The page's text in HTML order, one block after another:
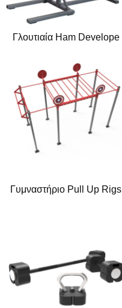
Γλουτιαία Ham Develope
Γυμναστήριο Pull Up Rigs